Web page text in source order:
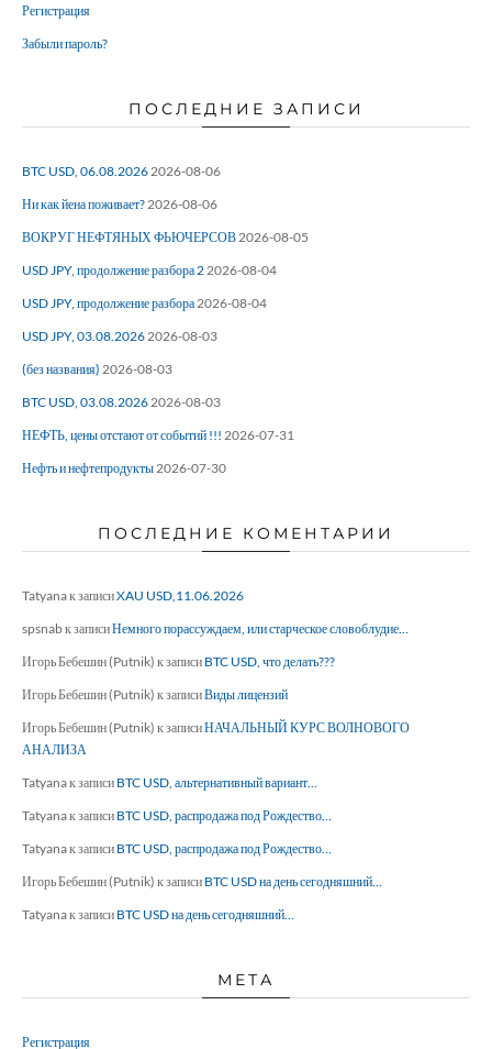
Регистрация
Забыли пароль?
ПОСЛЕДНИЕ ЗАПИСИ
BTC USD, 06.08.2026 2026-08-06
Ни как йена поживает? 2026-08-06
ВОКРУГ НЕФТЯНЫХ ФЬЮЧЕРСОВ 2026-08-05
USD JPY, продолжение разбора 2 2026-08-04
USD JPY, продолжение разбора 2026-08-04
USD JPY, 03.08.2026 2026-08-03
(без названия) 2026-08-03
BTC USD, 03.08.2026 2026-08-03
НЕФТЬ, цены отстают от событий !!! 2026-07-31
Нефть и нефтепродукты 2026-07-30
ПОСЛЕДНИЕ КОМЕНТАРИИ
Tatyanaк записиXAU USD,11.06.2026
spsnabк записиНемного порассуждаем, или старческое словоблудие…
Игорь Бебешин (Putnik) к записи BTC USD, что делать???
Игорь Бебешин (Putnik) к записиВиды лицензий
Игорь Бебешин (Putnik) к записиНАЧАЛЬНЫЙ КУРС ВОЛНОВОГО
АНАЛИЗА
Tatyanaк записи BTC USD, альтернативный вариант…
Tatyanaк записи BTC USD, распродажа под Рождество…
Tatyanaк записи BTC USD, распродажа под Рождество…
Игорь Бебешин (Putnik) к записи BTC USD на день сегодняшний…
Tatyanaк записи BTC USD на день сегодняшний…
МЕТА
Регистрация